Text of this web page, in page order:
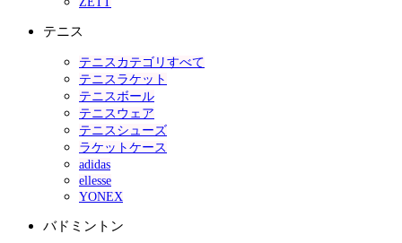
テニス
テニスカテゴリすべて
テニスラケット
テニスボール
テニスウェア
テニスシューズ
ラケットケース
adidas
ellesse
YONEX
バドミントン